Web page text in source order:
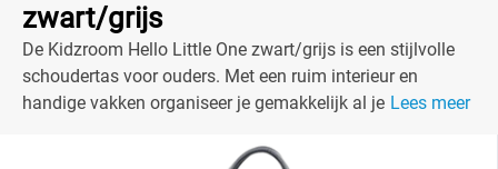
zwart/grijs
De Kidzroom Hello Little One zwart/grijs is een stijlvolle
schoudertas voor ouders. Met een ruim interieur en
handige vakken organiseer je gemakkelijk al je Lees meer